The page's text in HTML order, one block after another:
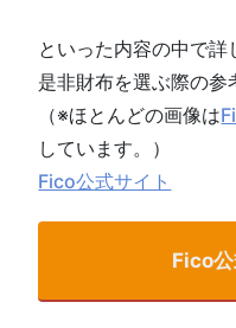
といった内容の中で詳
是非財布を選ぶ際の参
（※ほとんどの画像は
しています。）
Fico公式サイト
Fico公